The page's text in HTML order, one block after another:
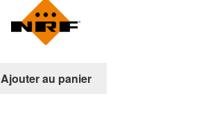
Ajouter au panier